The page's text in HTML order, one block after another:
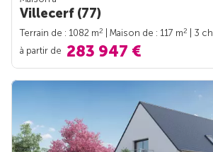
Villecerf (77)
Terrain de : 1082 m2 | Maison de : 117 m2
| 3 ch.
à partir de 283 947 €